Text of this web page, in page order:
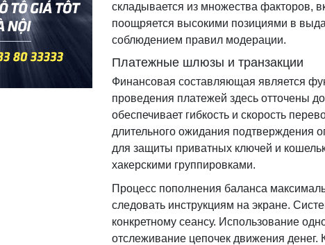
складывается из множества факторов,
поощряется высокими позициями в
соблюдением правил модерации.
Платежные шлюзы и транзакции
Финансовая составляющая является
проведения платежей здесь отточены
обеспечивает гибкость и скорость
длительного ожидания подтверждения
для защиты приватных ключей и
хакерскими группировками.
Процесс пополнения баланса
следовать инструкциям на экране.
конкретному сеансу. Использование
отслеживание цепочек движения